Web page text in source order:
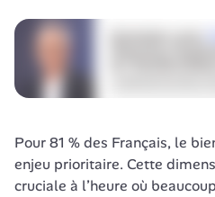
Pour 81 % des Français, le
enjeu prioritaire. Cette
cruciale à l’heure où